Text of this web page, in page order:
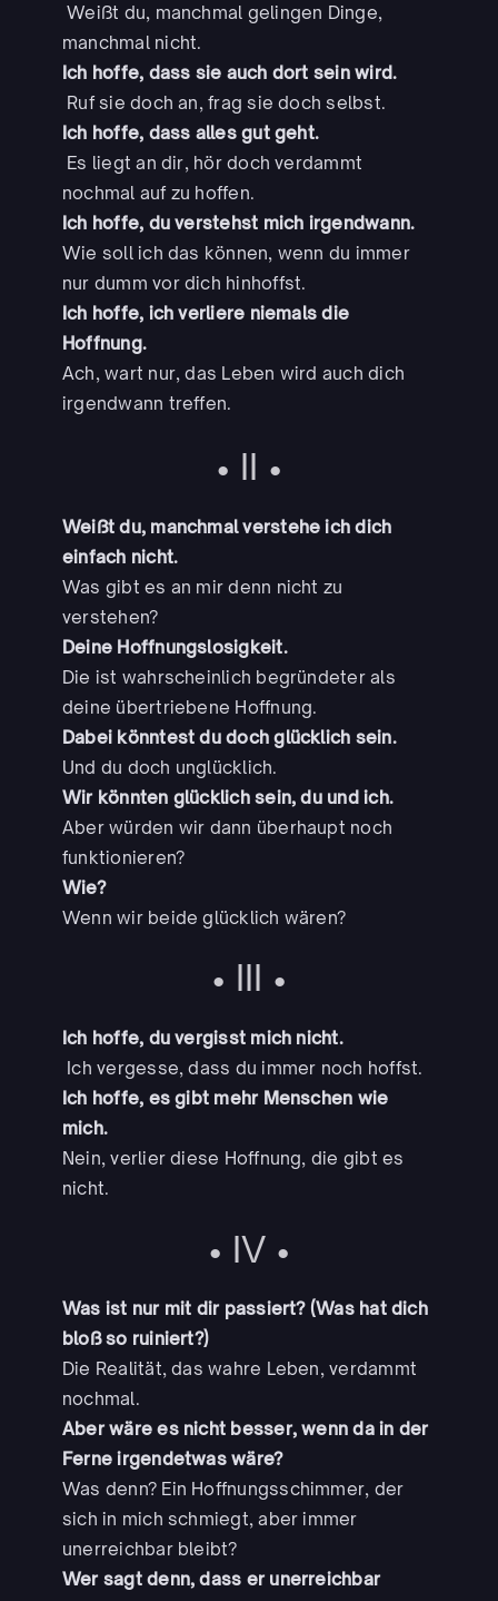
Weißt du, manchmal gelingen Dinge,
manchmal nicht.
Ich hoffe, dass sie auch dort sein wird.
Ruf sie doch an, frag sie doch selbst.
Ich hoffe, dass alles gut geht.
Es liegt an dir, hör doch verdammt
nochmal auf zu hoffen.
Ich hoffe, du verstehst mich irgendwann.
Wie soll ich das können, wenn du immer
nur dumm vor dich hinhoffst.
Ich hoffe, ich verliere niemals die
Hoffnung.
Ach, wart nur, das Leben wird auch dich
irgendwann treffen.
• II •
Weißt du, manchmal verstehe ich dich
einfach nicht.
Was gibt es an mir denn nicht zu
verstehen?
Deine Hoffnungslosigkeit.
Die ist wahrscheinlich begründeter als
deine übertriebene Hoffnung.
Dabei könntest du doch glücklich sein.
Und du doch unglücklich.
Wir könnten glücklich sein, du und ich.
Aber würden wir dann überhaupt noch
funktionieren?
Wie?
Wenn wir beide glücklich wären?
• III •
Ich hoffe, du vergisst mich nicht.
Ich vergesse, dass du immer noch hoffst.
Ich hoffe, es gibt mehr Menschen wie
mich.
Nein, verlier diese Hoffnung, die gibt es
nicht.
• IV •
Was ist nur mit dir passiert? (Was hat dich
bloß so ruiniert?)
Die Realität, das wahre Leben, verdammt
nochmal.
Aber wäre es nicht besser, wenn da in der
Ferne irgendetwas wäre?
Was denn? Ein Hoffnungsschimmer, der
sich in mich schmiegt, aber immer
unerreichbar bleibt?
Wer sagt denn, dass er unerreichbar